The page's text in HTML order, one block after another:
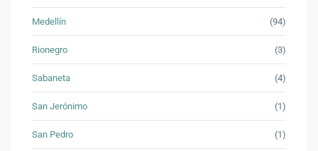
Medellín (94)
Rionegro (3)
Sabaneta (4)
San Jerónimo (1)
San Pedro (1)